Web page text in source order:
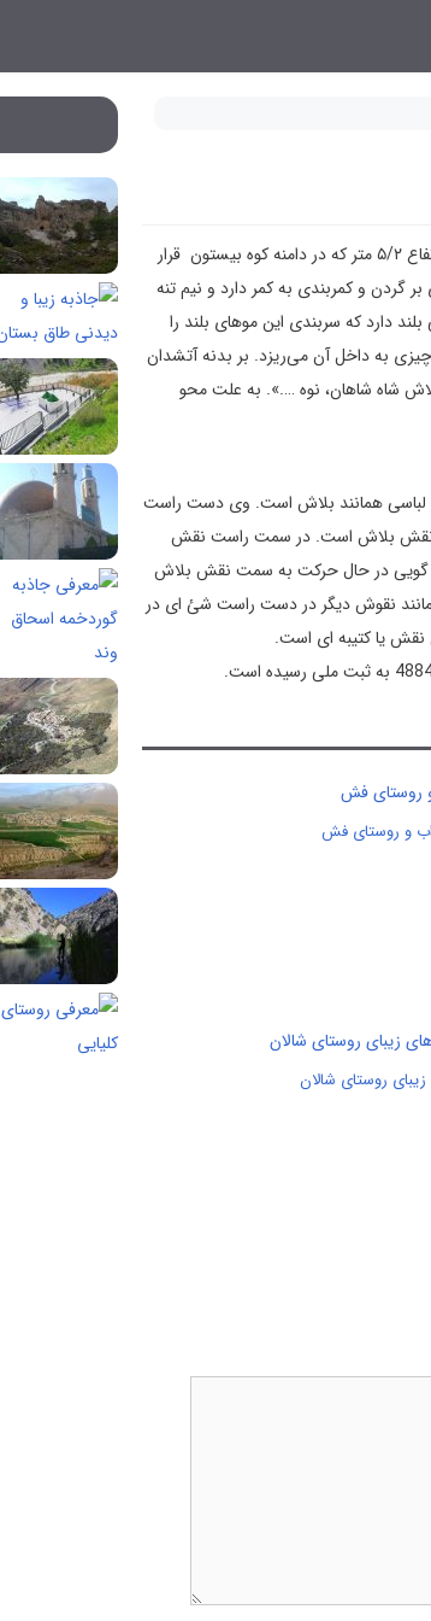
، نقوش حجاری شده ایست با برجستگی کم که بر روی تخته سنگ چهار ضلعی نامنظمی به ارتفاع ۵/۲ متر که در دامنه کوه بیستون قرار
سانتیمتر نشان می‌دهد. او گردنبندی بر گردن و کمربندی به کمر دارد و نیم تنه
دارد که سربندی این موهای بلند را
به داخل آن می‌ریزد. بر بدنه آتشدان
شاه شاهان، نوه ….». به علت محو
163 سانتیمتر دیده می‌شود که دارای لباسی همانند بلاش است. وی دست راست
نقش بلاش است. در سمت راست نقش
در حال حرکت به سمت نقش بلاش
نقوش دیگر در دست راست شئ ای در
یا کتیبه ای است.
و روستای فش
روستای شالان